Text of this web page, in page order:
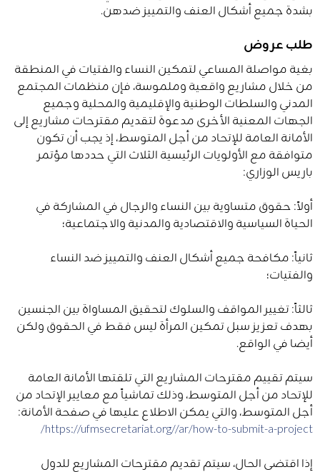
بشدة جميع أشكال العنف والتمييز ضدهن.
طلب عروض
بغية مواصلة المساعي لتمكين النساء والفتيات في المنطقة
من خلال مشاريع واقعية وملموسة، فإن منظمات المجتمع
المدني والسلطات الوطنية والإقليمية والمحلية وجميع
الجهات المعنية الأخرى مدعوة لتقديم مقترحات مشاريع إلى
الأمانة العامة للإتحاد من أجل المتوسط، إذ يجب أن تكون
متوافقة مع الأولويات الرئيسية الثلاث التي حددها مؤتمر
باريس الوزاري:
أولاً: حقوق متساوية بين النساء والرجال في المشاركة في
الحياة السياسية والاقتصادية والمدنية والاجتماعية؛
ثانياً: مكافحة جميع أشكال العنف والتمييز ضد النساء
والفتيات؛
ثالثاً: تغيير المواقف والسلوك لتحقيق المساواة بين الجنسين
بهدف تعزيز سبل تمكين المرأة ليس فقط في الحقوق ولكن
أيضا في الواقع.
سيتم تقييم مقترحات المشاريع التي تلقتها الأمانة العامة
للإتحاد من أجل المتوسط​​، وذلك تماشياً مع معايير الإتحاد من
أجل المتوسط​​، والتي يمكن الاطلاع عليها في صفحة الأمانة:
https://ufmsecretariat.org//ar/how-to-submit-a-project/
إذا اقتضى الحال، سيتم تقديم مقترحات المشاريع للدول